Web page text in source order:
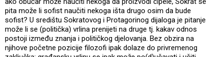
pita može li sofist naučiti nekoga išta drugo osim da bude
sofist? U središtu Sokratovog i Protagorinog dijaloga je pitanje
može li se (politička) vrlina prenijeti na druge tj. kakav odnos
postoji između znanja i političkog djelovanja. Bez obzira na
njihove početne pozicije filozofi ipak dolaze do privremenog